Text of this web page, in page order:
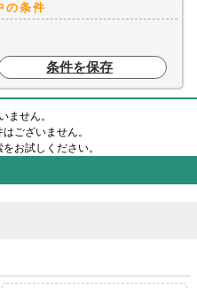
の条件
条件を保存
ません。
ございません。
お試しください。